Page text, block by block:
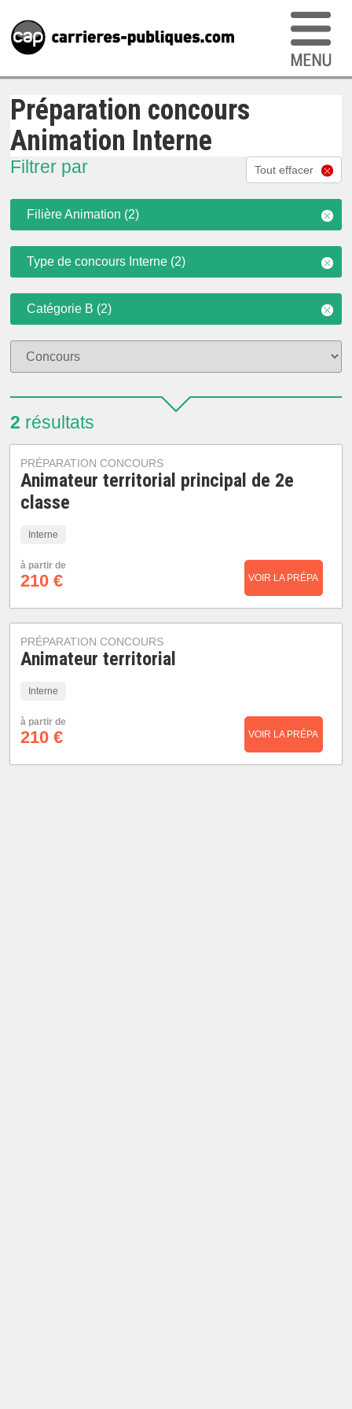
Préparation concours
Animation Interne
Filtrer par Tout effacer
Filière Animation (2)
Type de concours Interne (2)
Catégorie B (2)
2 résultats
PRÉPARATION CONCOURS
Animateur territorial principal de 2e
classe
Interne
à partir de
210 € VOIR LA PRÉPA
PRÉPARATION CONCOURS
Animateur territorial
Interne
à partir de
210 € VOIR LA PRÉPA